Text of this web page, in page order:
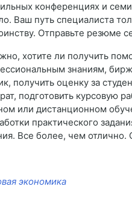
конференциях и
Ваш путь специалиста
Отправьте резюме
хотите ли получить
знаниям,
получить оценку за
подготовить курсовую
или дистанционном
практического
Все более, чем отлично.
экономика